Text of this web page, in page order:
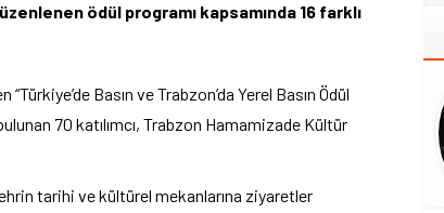
ödül programı kapsamında 16 farklı
Basın ve Trabzon’da Yerel Basın Ödül
70 katılımcı, Trabzon Hamamizade Kültür
tarihi ve kültürel mekanlarına ziyaretler